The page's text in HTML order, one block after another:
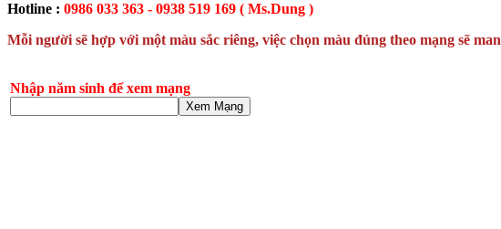
Hotline : 0986 033 363 - 0938 519 169 ( Ms.Dung )
Mỗi người sẽ hợp với một màu sắc riêng, việc chọn màu đúng theo mạng sẽ
Nhập năm sinh để xem mạng
Xem Mạng